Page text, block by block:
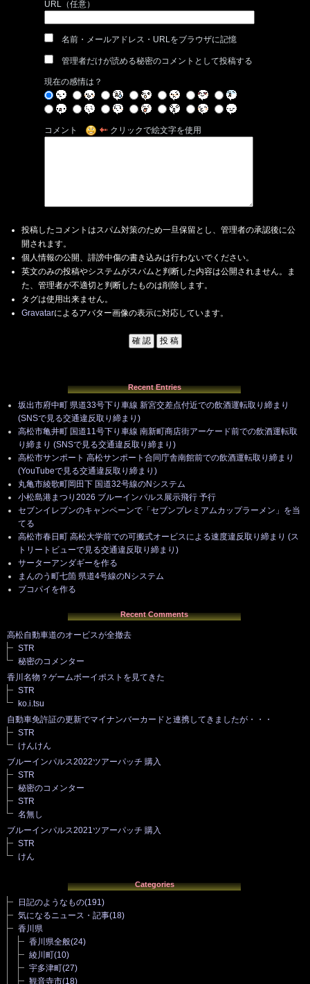
URL（任意）
名前・メールアドレス・URLをブラウザに記憶
管理者だけが読める秘密のコメントとして投稿する
現在の感情は？
コメント クリックで絵文字を使用
投稿したコメントはスパム対策のため一旦保留とし、管理者の承認後に公
開されます。
個人情報の公開、誹謗中傷の書き込みは行わないでください。
英文のみの投稿やシステムがスパムと判断した内容は公開されません。ま
た、管理者が不適切と判断したものは削除します。
タグは使用出来ません。
Gravatarによるアバター画像の表示に対応しています。
Recent Entries
坂出市府中町 県道33号下り車線 新宮交差点付近での飲酒運転取り締まり
(SNSで見る交通違反取り締まり)
高松市亀井町 国道11号下り車線 南新町商店街アーケード前での飲酒運転取
り締まり (SNSで見る交通違反取り締まり)
高松市サンポート 高松サンポート合同庁舎南館前での飲酒運転取り締まり
(YouTubeで見る交通違反取り締まり)
丸亀市綾歌町岡田下 国道32号線のNシステム
小松島港まつり2026 ブルーインパルス展示飛行 予行
セブンイレブンのキャンペーンで「セブンプレミアムカップラーメン」を当
てる
高松市春日町 高松大学前での可搬式オービスによる速度違反取り締まり (ス
トリートビューで見る交通違反取り締まり)
サーターアンダギーを作る
まんのう町七箇 県道4号線のNシステム
ブコパイを作る
Recent Comments
高松自動車道のオービスが全撤去
STR
秘密のコメンター
香川名物？ゲームボーイポストを見てきた
STR
ko.i.tsu
自動車免許証の更新でマイナンバーカードと連携してきましたが・・・
STR
けんけん
ブルーインパルス2022ツアーパッチ 購入
STR
秘密のコメンター
STR
名無し
ブルーインパルス2021ツアーパッチ 購入
STR
けん
Categories
日記のようなもの(191)
気になるニュース・記事(18)
香川県
香川県全般(24)
綾川町(10)
宇多津町(27)
観音寺市(18)